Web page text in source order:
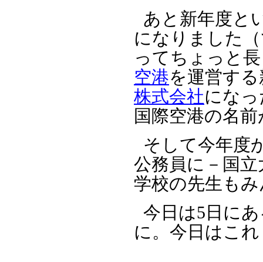
あと新年度と
になりました
ってちょっと
空港を運営す
株式会社にな
国際空港の名
そして今年度
公務員に－国
学校の先生も
今日は5日に
に。今日はこ